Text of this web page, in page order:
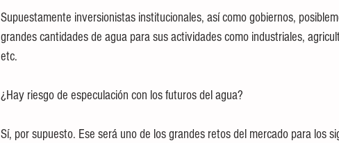
Supuestamente inversionistas institucionales, así como gobiernos,
grandes cantidades de agua para sus actividades como industriales,
etc.
¿Hay riesgo de especulación con los futuros del agua?
Sí, por supuesto. Ese será uno de los grandes retos del mercado para los